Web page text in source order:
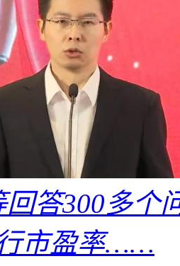
答300多个
市盈率……